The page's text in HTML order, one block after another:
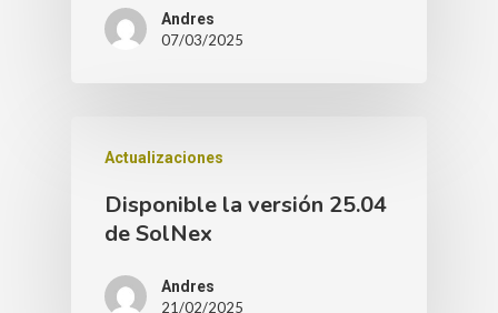
Andres
07/03/2025
Actualizaciones
Disponible la versión 25.04
de SolNex
Andres
21/02/2025